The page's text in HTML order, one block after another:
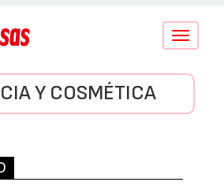
Conmutar
Y COSMÉTICA